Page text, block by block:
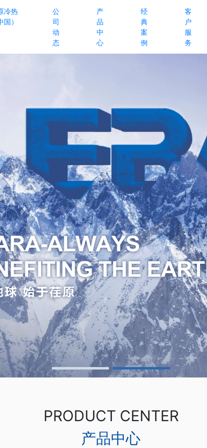
冷热
国）
公
司
动
态
产
品
中
心
经
典
案
例
客
户
服
务
机械制造 专业技术
PRODUCT CENTER
产品中心